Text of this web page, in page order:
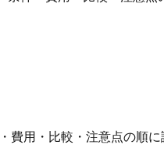
費用・比較・注意点の順